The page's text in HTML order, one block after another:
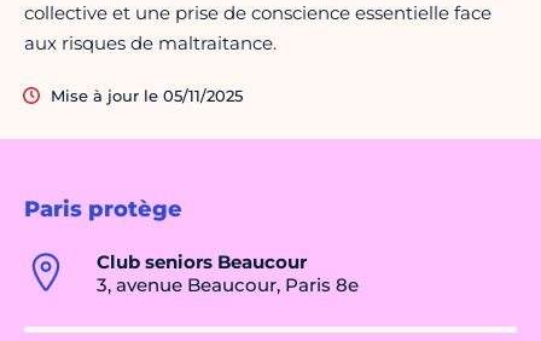
Paris protège
Club seniors Beaucour
3, avenue Beaucour, Paris 8e
collective et une prise de conscience essentielle face
aux risques de maltraitance.
Mise à jour le 05/11/2025